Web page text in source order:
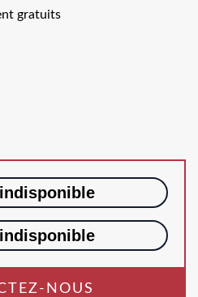
gratuits
indisponible
indisponible
NOUS